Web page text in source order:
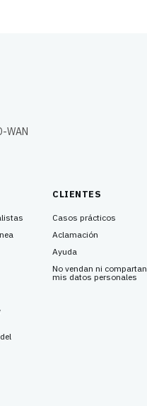
WAN
CLIENTES
Casos prácticos
Aclamación
Ayuda
No vendan ni compartan
mis datos personales